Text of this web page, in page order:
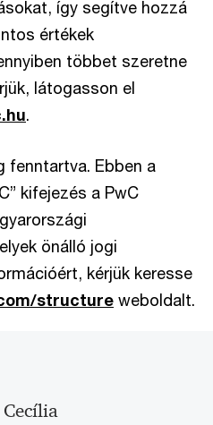
így segítve hozzá
értékek
többet szeretne
látogasson el
.
fenntartva. Ebben a
kifejezés a PwC
önálló jogi
kérjük keresse
structure weboldalt.
Cecília